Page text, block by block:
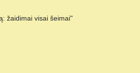
žaidimai visai šeimai"